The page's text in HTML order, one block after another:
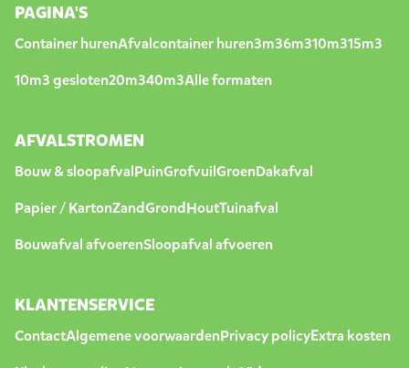
PAGINA'S
Container hurenAfvalcontainer huren3m36m310m315m3
10m3 gesloten20m340m3Alle formaten
AFVALSTROMEN
Bouw & sloopafvalPuinGrofvuilGroenDakafval
Papier / KartonZandGrondHoutTuinafval
Bouwafval afvoerenSloopafval afvoeren
KLANTENSERVICE
ContactAlgemene voorwaardenPrivacy policyExtra kosten